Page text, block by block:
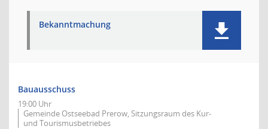
Bekanntmachung
Bauausschuss
19:00 Uhr
Gemeinde Ostseebad Prerow, Sitzungsraum des Kur-
und Tourismusbetriebes